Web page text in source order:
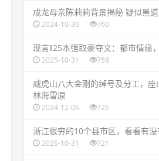
成龙母亲陈莉莉背景揭秘 疑似黑
2024-10-30 760
现言‖25本强取豪夺文：都市情缘
2025-10-31 758
威虎山八大金刚的绰号及分工，
林海雪原
2024-12-06 726
浙江很穷的10个县市区，看看有没
2025-10-31 721